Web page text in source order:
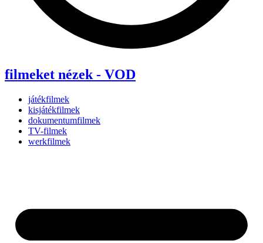
filmeket nézek - VOD
játékfilmek
kisjátékfilmek
dokumentumfilmek
TV-filmek
werkfilmek